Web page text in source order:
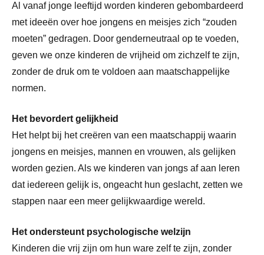
Al vanaf jonge leeftijd worden kinderen gebombardeerd
met ideeën over hoe jongens en meisjes zich “zouden
moeten” gedragen. Door genderneutraal op te voeden,
geven we onze kinderen de vrijheid om zichzelf te zijn,
zonder de druk om te voldoen aan maatschappelijke
normen.
Het bevordert gelijkheid
Het helpt bij het creëren van een maatschappij waarin
jongens en meisjes, mannen en vrouwen, als gelijken
worden gezien. Als we kinderen van jongs af aan leren
dat iedereen gelijk is, ongeacht hun geslacht, zetten we
stappen naar een meer gelijkwaardige wereld.
Het ondersteunt psychologische welzijn
Kinderen die vrij zijn om hun ware zelf te zijn, zonder